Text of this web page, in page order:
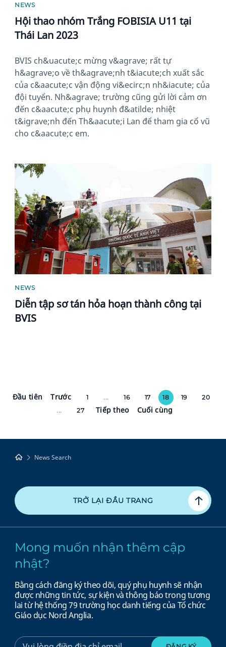
NEWS
Hội thao nhóm Trắng FOBISIA U11 tại
Thái Lan 2023
BVIS ch&uacute;c mừng v&agrave; rất tự
h&agrave;o về th&agrave;nh t&iacute;ch xuất sắc
của c&aacute;c vận động vi&ecirc;n nh&iacute; của
đội tuyển. Nh&agrave; trường cũng gửi lời cảm ơn
đến c&aacute;c phụ huynh đ&atilde; nhiệt
t&igrave;nh đến Th&aacute;i Lan để tham gia cổ vũ
cho c&aacute;c em.
News image
NEWS
Diễn tập sơ tán hỏa hoạn thành công tại
BVIS
Đầu tiên Trước 1 ... 16 17 18 19
20
...
27 Tiếp theo Cuối cùng
News Search
TRỞ LẠI ĐẦU TRANG
Mong muốn nhận thêm cập
nhật?
Bằng cách đăng ký theo dõi, quý phụ huynh sẽ nhận
được những tin tức, sự kiện và thông báo trong tương
lai từ hệ thống 79 trường học danh tiếng của Tổ chức
Giáo dục Nord Anglia.